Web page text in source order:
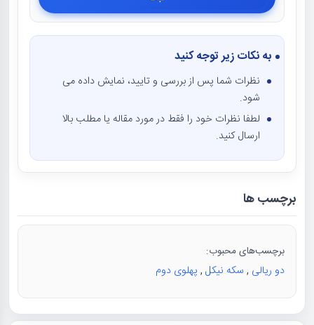
به نکات زیر توجه کنید
نظرات شما پس از بررسی و تایید، نمایش داده می
شود.
لطفا نظرات خود را فقط در مورد مقاله یا مطلب بالا
ارسال کنید.
برچسب ها
برچسب‌های محبوب:
دو ریالی , سکه نیکل , پهلوی دوم